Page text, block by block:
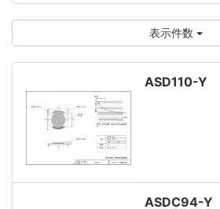
表示件数
ASD110-Y
ASDC94-Y